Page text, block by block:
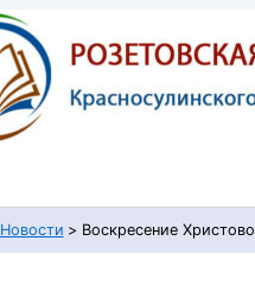
Новости Воскресение Христово